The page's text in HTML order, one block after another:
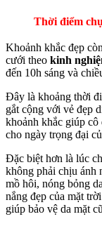
Thời điểm
Khoảnh khắc đẹp
cưới theo kinh
đến 10h sáng và
Đây là khoảng thời
gắt cộng với vẻ đẹp
khoảnh khắc giúp cô
cho ngày trọng đại
Đặc biệt hơn là lúc
không phải chịu ánh
mồ hôi, nóng bỏng
nắng đẹp của mặt
giúp bảo vệ da mặt